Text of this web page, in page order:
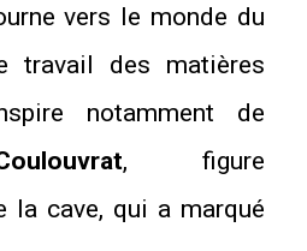
vers le monde du
travail des matières
notamment de
, figure
la cave, qui a marqué